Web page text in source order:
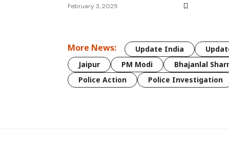
February 3, 2025
More News: Update India
Jaipur
PM Modi Bhajanlal
Police Action
Police Investigation